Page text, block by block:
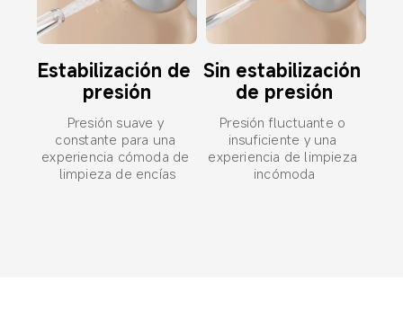
Estabilización de
presión
Presión suave y
constante para una
experiencia cómoda de
limpieza de encías
Sin estabilización
de presión
Presión fluctuante o
insuficiente y una
experiencia de limpieza
incómoda